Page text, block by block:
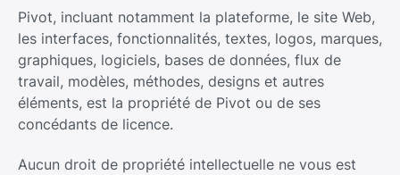
Pivot, incluant notamment la plateforme, le site Web,
les interfaces, fonctionnalités, textes, logos, marques,
graphiques, logiciels, bases de données, flux de
travail, modèles, méthodes, designs et autres
éléments, est la propriété de Pivot ou de ses
concédants de licence.
Aucun droit de propriété intellectuelle ne vous est